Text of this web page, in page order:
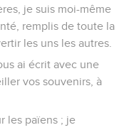
je suis moi-même
remplis de toute la
les uns les autres.
ai écrit avec une
vos souvenirs, à
les païens ; je